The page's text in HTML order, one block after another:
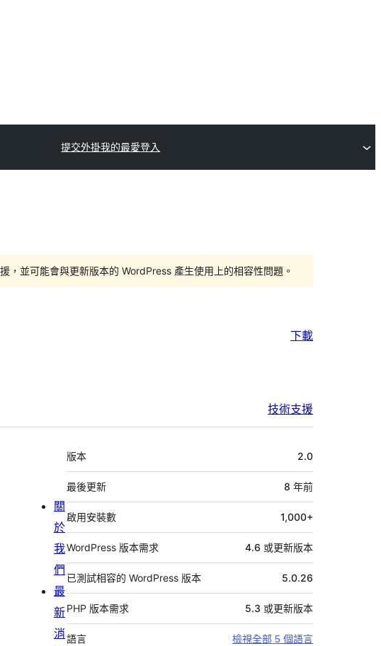
提交外掛我的最愛登入
，並可能會與更新版本的 WordPress 產生使用上的相容性問題。
下載
技術支援
中
繼
資
料
版本 2.0
最後更新 8 年前
啟用安裝數 1,000+
WordPress 版本需求 4.6 或更新版本
已測試相容的 WordPress 版本 5.0.26
PHP 版本需求 5.3 或更新版本
語言 檢視全部 5 個語言
關
於
我
們
最
新
消